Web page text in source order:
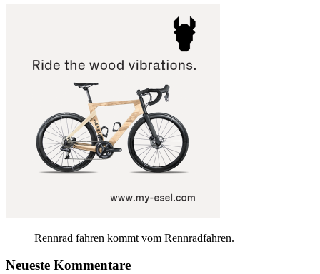
Rennrad fahren kommt vom Rennradfahren.
Neueste Kommentare